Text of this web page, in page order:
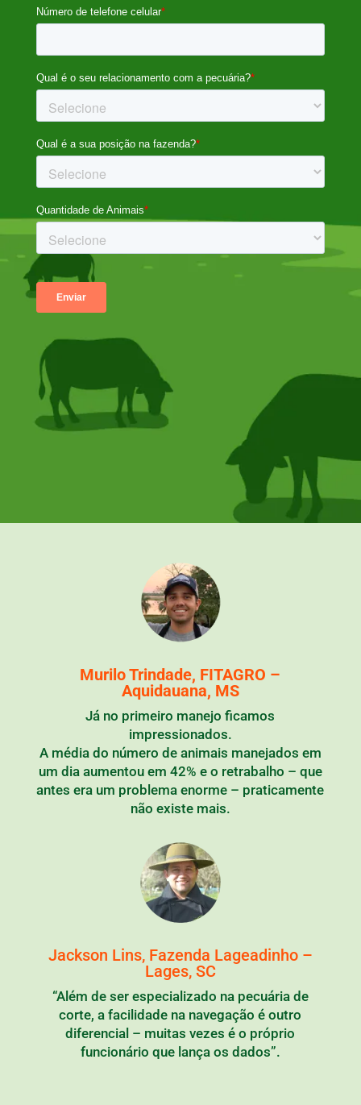
Murilo Trindade, FITAGRO –
Aquidauana, MS
Já no primeiro manejo ficamos
impressionados.
A média do número de animais manejados em
um dia aumentou em 42% e o retrabalho – que
antes era um problema enorme – praticamente
não existe mais.
Jackson Lins, Fazenda Lageadinho –
Lages, SC
“Além de ser especializado na pecuária de
corte, a facilidade na navegação é outro
diferencial – muitas vezes é o próprio
funcionário que lança os dados”.